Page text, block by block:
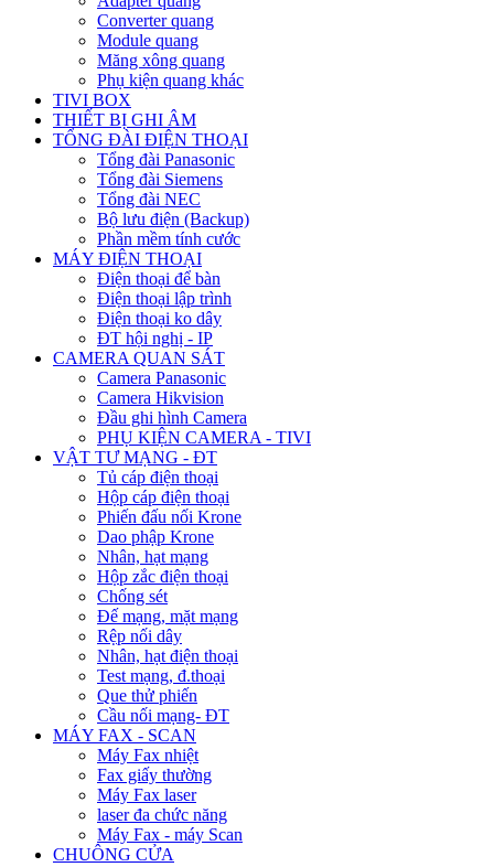
Converter quang
Module quang
Măng xông quang
Phụ kiện quang khác
TIVI BOX
THIẾT BỊ GHI ÂM
TỔNG ĐÀI ĐIỆN THOẠI
Tổng đài Panasonic
Tổng đài Siemens
Tổng đài NEC
Bộ lưu điện (Backup)
Phần mềm tính cước
MÁY ĐIỆN THOẠI
Điện thoại để bàn
Điện thoại lập trình
Điện thoại ko dây
ĐT hội nghị - IP
CAMERA QUAN SÁT
Camera Panasonic
Camera Hikvision
Đầu ghi hình Camera
PHỤ KIỆN CAMERA - TIVI
VẬT TƯ MẠNG - ĐT
Tủ cáp điện thoại
Hộp cáp điện thoại
Phiến đấu nối Krone
Dao phập Krone
Nhân, hạt mạng
Hộp zắc điện thoại
Chống sét
Đế mạng, mặt mạng
Rệp nối dây
Nhân, hạt điện thoại
Test mạng, đ.thoại
Que thử phiến
Cầu nối mạng- ĐT
MÁY FAX - SCAN
Máy Fax nhiệt
Fax giấy thường
Máy Fax laser
laser đa chức năng
Máy Fax - máy Scan
CHUÔNG CỬA